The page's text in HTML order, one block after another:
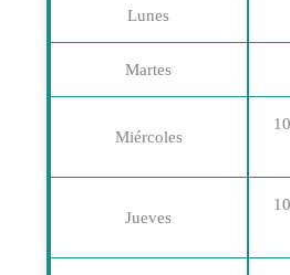
Lunes
Martes
Miércoles
Jueves